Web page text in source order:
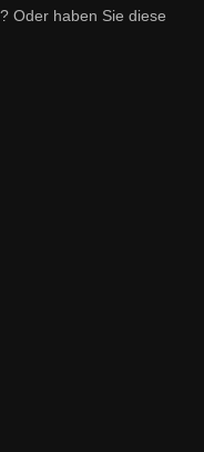
Oder haben Sie diese